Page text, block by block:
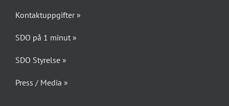
Kontaktuppgifter »
SDO på 1 minut »
SDO Styrelse »
Press / Media »